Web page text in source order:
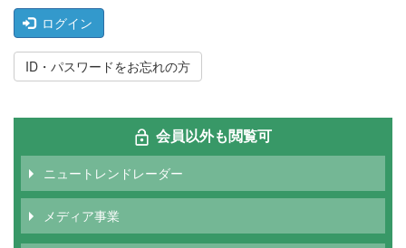
ログイン
ID・パスワードをお忘れの方
会員以外も閲覧可
ニュートレンドレーダー
メディア事業